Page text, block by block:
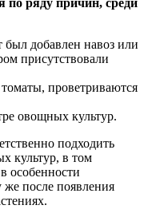
по ряду причин, среди
был добавлен навоз или
присутствовали
проветриваются
овощных культур.
подходить
культур, в том
особенности
же после появления